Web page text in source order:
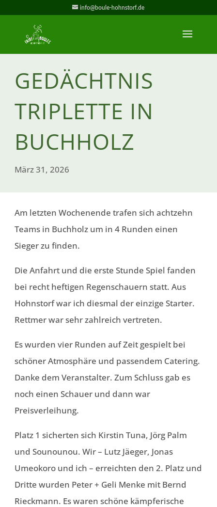
info@boule-hohnstorf.de
GEDÄCHTNIS
TRIPLETTE IN
BUCHHOLZ
März 31, 2026
Am letzten Wochenende trafen sich achtzehn
Teams in Buchholz um in 4 Runden einen
Sieger zu finden.
Die Anfahrt und die erste Stunde Spiel fanden
bei recht heftigen Regenschauern statt. Aus
Hohnstorf war ich diesmal der einzige Starter.
Rettmer war sehr zahlreich vertreten.
Es wurden vier Runden auf Zeit gespielt bei
schöner Atmosphäre und passendem Catering.
Danke dem Veranstalter. Zum Schluss gab es
noch einen Schauer und dann war
Preisverleihung.
Platz 1 sicherten sich Kirstin Tuna, Jörg Palm
und Sounounou. Wir – Lutz Jäeger, Jonas
Umeokoro und ich – erreichten den 2. Platz und
Dritte wurden Peter + Geli Menke mit Bernd
Rieckmann. Es waren schöne kämpferische